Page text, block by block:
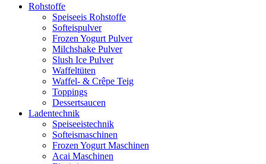
Rohstoffe
Speiseeis Rohstoffe
Softeispulver
Frozen Yogurt Pulver
Milchshake Pulver
Slush Ice Pulver
Waffeltüten
Waffel- & Crêpe Teig
Toppings
Dessertsaucen
Ladentechnik
Speiseeistechnik
Softeismaschinen
Frozen Yogurt Maschinen
Acai Maschinen